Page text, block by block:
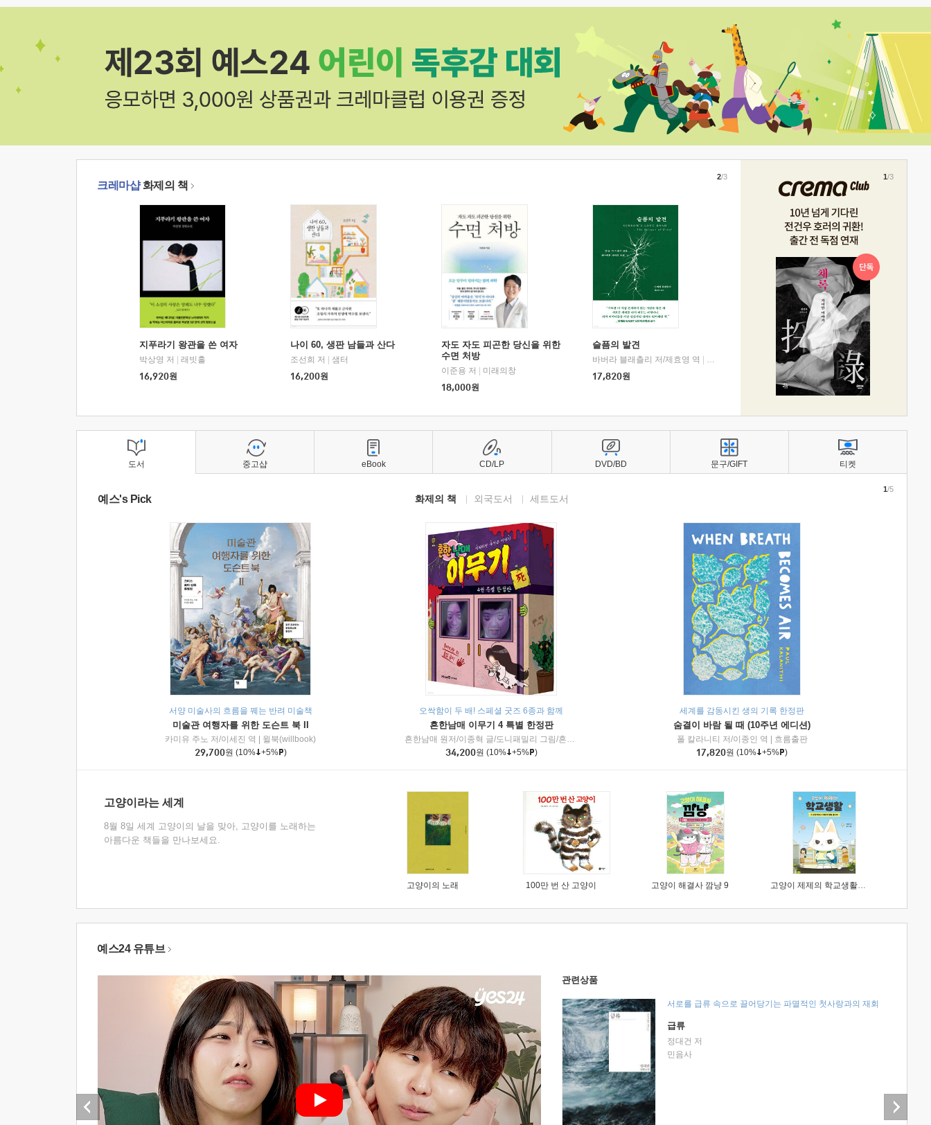
크레마샵화제의 책
지푸라기 왕관을 쓴 여자
박상영 저
래빗홀
16,920원
나이 60, 생판 남들과 산다
조선희 저
샘터
16,200원
자도 자도 피곤한 당신을 위한
수면 처방
이준용 저
미래의창
18,000원
슬픔의 발견
바버라 블래츨리 저/제효영 역
디플롯
17,820원
2/3 1/3
도서
예스's Pick 화제의 책 외국도서 세트도서
서양 미술사의 흐름을 꿰는 반려 미술책
미술관 여행자를 위한 도슨트 북 II
카미유 주노 저/이세진 역
윌북(willbook)
29,700원 (10% +5% )
오싹함이 두 배! 스페셜 굿즈 6종과 함께
흔한남매 이무기 4 특별 한정판
흔한남매 원저/이종혁 글/도니패밀리 그림/흔한컴퍼니 감수
미래엔아이세움
34,200원 (10% +5% )
세계를 감동시킨 생의 기록 한정판
숨결이 바람 될 때 (10주년 에디션)
폴 칼라니티 저/이종인 역
흐름출판
17,820원 (10% +5% )
1/5
고양이라는 세계
8월 8일 세계 고양이의 날을 맞아, 고양이를 노래하는
아름다운 책들을 만나보세요.
고양이의 노래 100만 번 산 고양이 고양이 해결사 깜냥 9 고양이 제제의 학교생활 1 : 초등학생이 이렇게 힘들 줄이야
중고샵 eBook CD/LP DVD/BD 문구/GIFT 티켓
예스24 유튜브
관련상품
서로를 급류 속으로 끌어당기는 파멸적인 첫사랑과의 재회
급류
정대건 저
민음사